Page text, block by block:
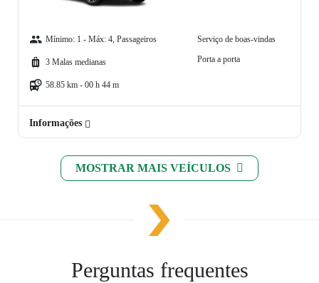
Mínimo: 1 - Máx: 4, Passageiros
3 Malas medianas
58.85 km - 00 h 44 m
Serviço de boas-vindas
Porta a porta
Informações
MOSTRAR MAIS VEÍCULOS
Perguntas frequentes